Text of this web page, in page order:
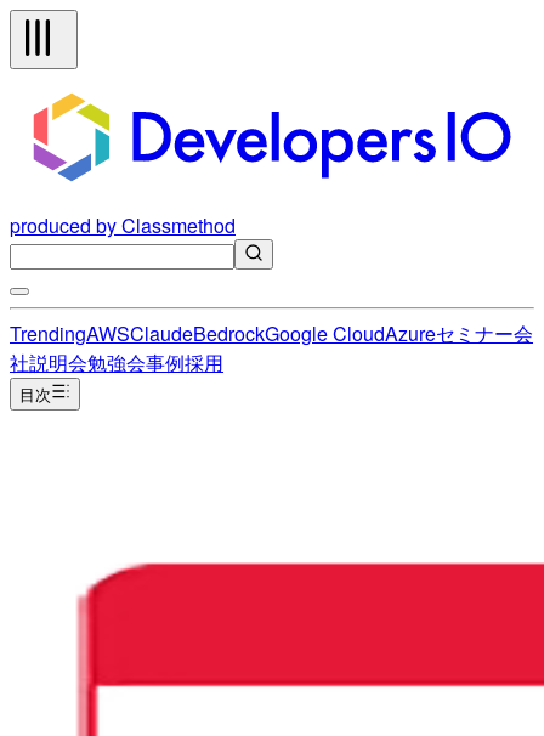
produced by Classmethod
TrendingAWSClaudeBedrockGoogle CloudAzureセミナー会
社説明会勉強会事例採用
目次